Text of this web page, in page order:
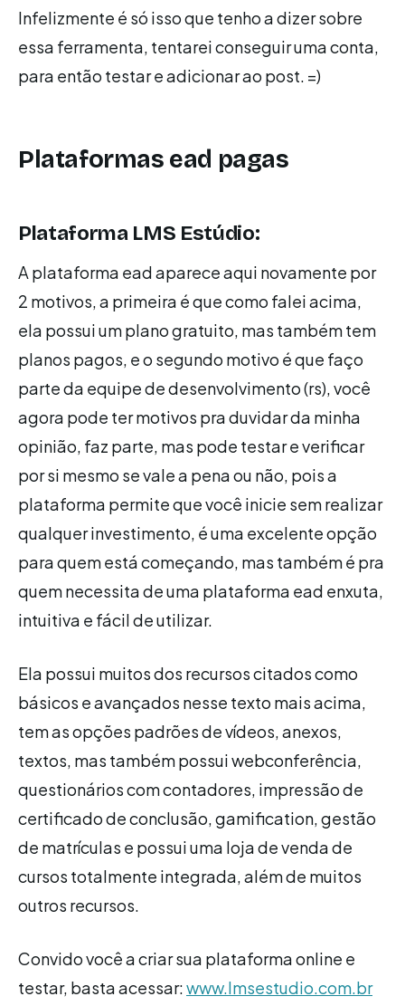
Infelizmente é só isso que tenho a dizer sobre
essa ferramenta, tentarei conseguir uma conta,
para então testar e adicionar ao post. =)
Plataformas ead pagas
Plataforma LMS Estúdio:
A plataforma ead aparece aqui novamente por
2 motivos, a primeira é que como falei acima,
ela possui um plano gratuito, mas também tem
planos pagos, e o segundo motivo é que faço
parte da equipe de desenvolvimento (rs), você
agora pode ter motivos pra duvidar da minha
opinião, faz parte, mas pode testar e verificar
por si mesmo se vale a pena ou não, pois a
plataforma permite que você inicie sem realizar
qualquer investimento, é uma excelente opção
para quem está começando, mas também é pra
quem necessita de uma plataforma ead enxuta,
intuitiva e fácil de utilizar.
Ela possui muitos dos recursos citados como
básicos e avançados nesse texto mais acima,
tem as opções padrões de vídeos, anexos,
textos, mas também possui webconferência,
questionários com contadores, impressão de
certificado de conclusão, gamification, gestão
de matrículas e possui uma loja de venda de
cursos totalmente integrada, além de muitos
outros recursos.
Convido você a criar sua plataforma online e
testar, basta acessar:www.lmsestudio.com.br